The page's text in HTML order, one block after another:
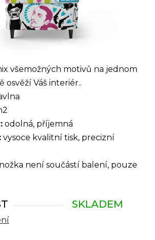
všemožných motivů na jednom
osvěží Váš interiér..
odolná, příjemná
vysoce kvalitní tisk, precizní
není součástí balení, pouze
SKLADEM